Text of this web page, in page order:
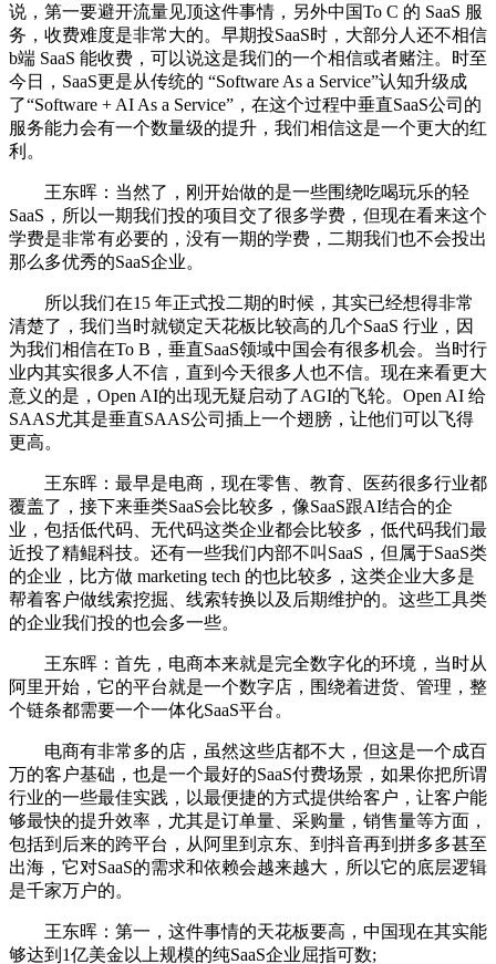
说，第一要避开流量见顶这件事情，另外中国To C 的 SaaS 服
务，收费难度是非常大的。早期投SaaS时，大部分人还不相信
b端 SaaS 能收费，可以说这是我们的一个相信或者赌注。时至
今日，SaaS更是从传统的 “Software As a Service”认知升级成
了“Software + AI As a Service”，在这个过程中垂直SaaS公司的
服务能力会有一个数量级的提升，我们相信这是一个更大的红
利。
王东晖：当然了，刚开始做的是一些围绕吃喝玩乐的轻
SaaS，所以一期我们投的项目交了很多学费，但现在看来这个
学费是非常有必要的，没有一期的学费，二期我们也不会投出
那么多优秀的SaaS企业。
所以我们在15 年正式投二期的时候，其实已经想得非常
清楚了，我们当时就锁定天花板比较高的几个SaaS 行业，因
为我们相信在To B，垂直SaaS领域中国会有很多机会。当时行
业内其实很多人不信，直到今天很多人也不信。现在来看更大
意义的是，Open AI的出现无疑启动了AGI的飞轮。Open AI 给
SAAS尤其是垂直SAAS公司插上一个翅膀，让他们可以飞得
更高。
王东晖：最早是电商，现在零售、教育、医药很多行业都
覆盖了，接下来垂类SaaS会比较多，像SaaS跟AI结合的企
业，包括低代码、无代码这类企业都会比较多，低代码我们最
近投了精鲲科技。还有一些我们内部不叫SaaS，但属于SaaS类
的企业，比方做 marketing tech 的也比较多，这类企业大多是
帮着客户做线索挖掘、线索转换以及后期维护的。这些工具类
的企业我们投的也会多一些。
王东晖：首先，电商本来就是完全数字化的环境，当时从
阿里开始，它的平台就是一个数字店，围绕着进货、管理，整
个链条都需要一个一体化SaaS平台。
电商有非常多的店，虽然这些店都不大，但这是一个成百
万的客户基础，也是一个最好的SaaS付费场景，如果你把所谓
行业的一些最佳实践，以最便捷的方式提供给客户，让客户能
够最快的提升效率，尤其是订单量、采购量，销售量等方面，
包括到后来的跨平台，从阿里到京东、到抖音再到拼多多甚至
出海，它对SaaS的需求和依赖会越来越大，所以它的底层逻辑
是千家万户的。
王东晖：第一，这件事情的天花板要高，中国现在其实能
够达到1亿美金以上规模的纯SaaS企业屈指可数;